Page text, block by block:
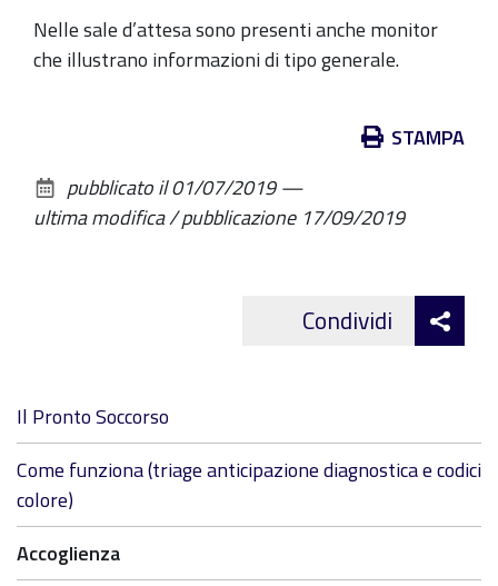
Nelle sale d’attesa sono presenti anche monitor
che illustrano informazioni di tipo generale.
documento
STAMPA
pubblicato il01/07/2019—
ultima modifica / pubblicazione 17/09/2019
Condividi
Navigazione
Il Pronto Soccorso
Come funziona (triage anticipazione diagnostica e codici
colore)
Accoglienza